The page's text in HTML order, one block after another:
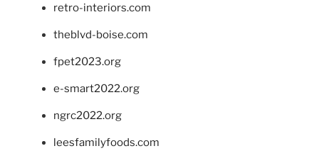
retro-interiors.com
theblvd-boise.com
fpet2023.org
e-smart2022.org
ngrc2022.org
leesfamilyfoods.com